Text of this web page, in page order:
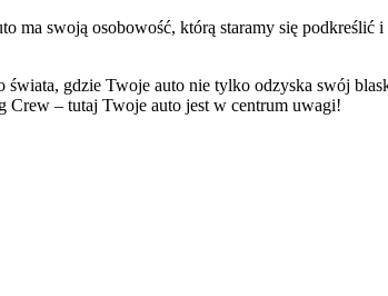
ma swoją osobowość, którą staramy się podkreślić
świata, gdzie Twoje auto nie tylko odzyska swój
Crew – tutaj Twoje auto jest w centrum uwagi!